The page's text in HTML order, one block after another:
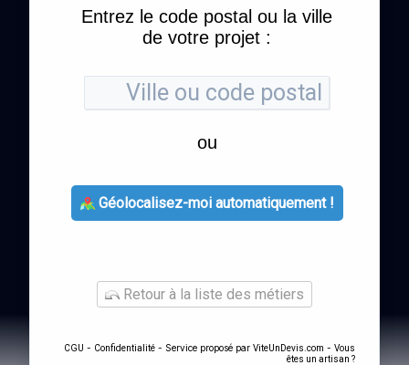
Entrez le code postal ou la ville
de votre projet :
ou
Géolocalisez-moi automatiquement !
Retour à la liste des métiers
CGU - Confidentialité - Service proposé par ViteUnDevis.com - Vous
êtes un artisan ?